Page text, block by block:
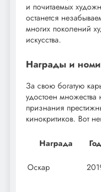
и почитаемых
останется
многих поколений
искусства.
Награды и
За свою богатую
удостоен
признания
кинокритиков. Вот
Награда Год
Оскар